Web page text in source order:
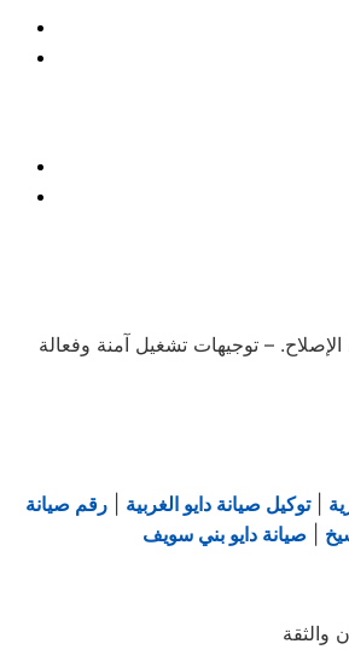
– توجيهات تشغيل آمنة وفعالة
|توكيل صيانة دايو الغربية
رقم صيانة
صيانة دايو بني سويف